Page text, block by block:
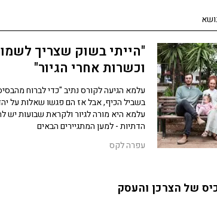
"הייתי בשוק שצריך
וכשרות אחרי הגיור"
עלמא הגיעה לקורס נתיב "כדי לברוח
בשביל הכיף, אבל אז הם פגשו שאלות על
עלמא היא מורה לגיור ולקראת שבועות יש
הדתיות - למען המתגיירים הבאים
עפרה לקס
של הצרכן והעסק